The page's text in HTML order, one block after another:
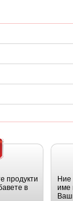
продукти
в
име